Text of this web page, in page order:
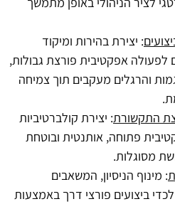
: יצירת בהירות ומיקוד
אפקטיבית פורצת גבולות,
והרגלים מעקבים תוך צמיחה
התקשורת: יצירת קולברטיביות
פתוחה, אותנטית ובוטחת
מסוגלות.
: מינוף הניסיון, המשאבים
ביצועים פורצי דרך באמצעות